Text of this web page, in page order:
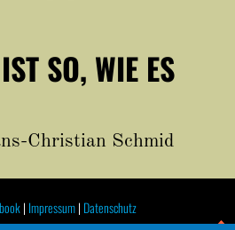
SO, WIE ES
Christian Schmid
| Impressum| Datenschutz